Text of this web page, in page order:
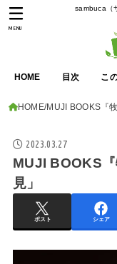
sambuca（
HOME 目次 こ
MENU
HOME MUJI BOOKS『
2023.03.27
MUJI BOOKS
見」
ポスト シェア